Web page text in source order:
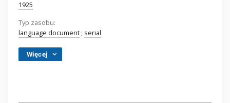
1925
Typ zasobu:
language document ; serial
Więcej